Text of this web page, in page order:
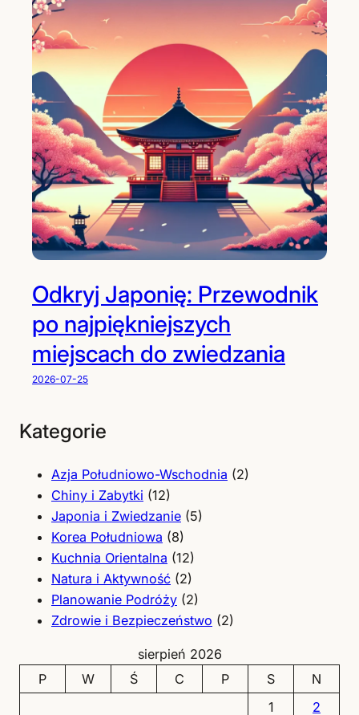
Odkryj Japonię: Przewodnik
po najpiękniejszych
miejscach do zwiedzania
2026-07-25
Kategorie
Azja Południowo-Wschodnia (2)
Chiny i Zabytki (12)
Japonia i Zwiedzanie (5)
Korea Południowa (8)
Kuchnia Orientalna (12)
Natura i Aktywność (2)
Planowanie Podróży (2)
Zdrowie i Bezpieczeństwo (2)
sierpień 2026
P
W Ś C P S
N
1
2